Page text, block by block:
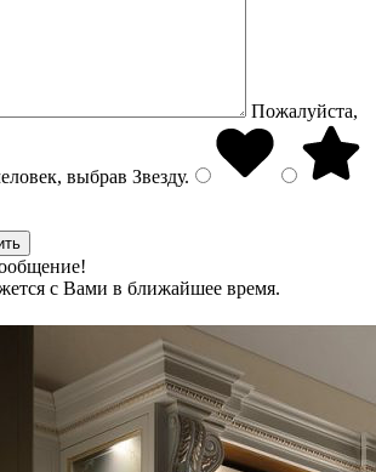
Пожалуйста,
выбрав Звезду.
с Вами в ближайшее время.